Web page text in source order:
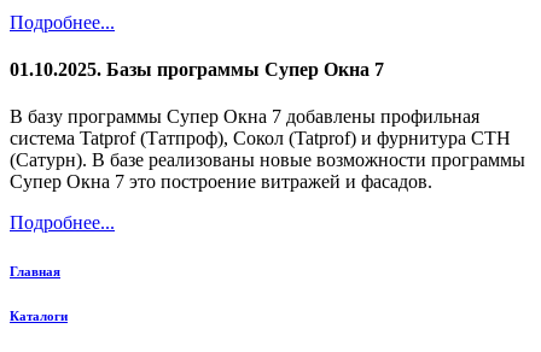
Подробнее...
01.10.2025. Базы программы Супер Окна 7
В базу программы Супер Окна 7 добавлены профильная
система Tatprof (Татпроф), Сокол (Tatprof) и фурнитура СТН
(Сатурн). В базе реализованы новые возможности программы
Супер Окна 7 это построение витражей и фасадов.
Подробнее...
Главная
Каталоги